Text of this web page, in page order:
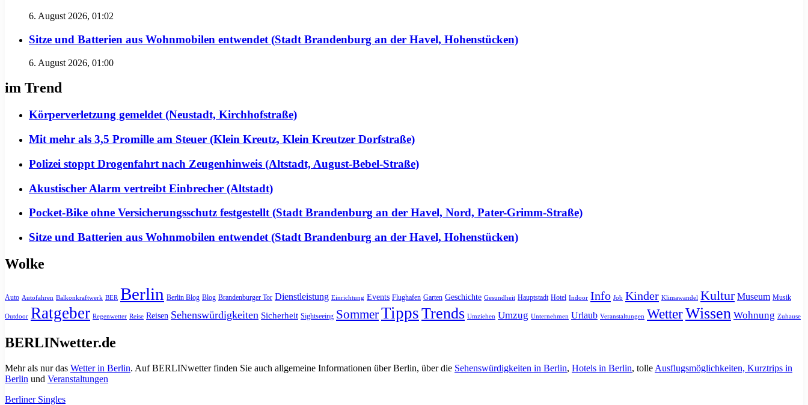
6. August 2026, 01:02
Sitze und Batterien aus Wohnmobilen entwendet (Stadt Brandenburg an der Havel, Hohenstücken)
6. August 2026, 01:00
im Trend
Körperverletzung gemeldet (Neustadt, Kirchhofstraße)
Mit mehr als 3,5 Promille am Steuer (Klein Kreutz, Klein Kreutzer Dorfstraße)
Polizei stoppt Drogenfahrt nach Zeugenhinweis (Altstadt, August-Bebel-Straße)
Akustischer Alarm vertreibt Einbrecher (Altstadt)
Pocket-Bike ohne Versicherungsschutz festgestellt (Stadt Brandenburg an der Havel, Nord, Pater-Grimm-Straße)
Sitze und Batterien aus Wohnmobilen entwendet (Stadt Brandenburg an der Havel, Hohenstücken)
Wolke
Auto Autofahren Balkonkraftwerk BER Berlin Berlin Blog Blog Brandenburger Tor Dienstleistung Einrichtung Events Flughafen Garten Geschichte Gesundheit Hauptstadt Hotel Indoor Info Job Kinder Klimawandel Kultur Museum Musik
Outdoor Ratgeber Regenwetter Reise Reisen Sehenswürdigkeiten Sicherheit Sightseeing SommerTippsTrends Umziehen Umzug Unternehmen Urlaub Veranstaltungen WetterWissen Wohnung Zuhause
BERLINwetter.de
Mehr als nur das Wetter in Berlin. Auf BERLINwetter finden Sie auch allgemeine Informationen über Berlin, über die Sehenswürdigkeiten in Berlin, Hotels in Berlin, tolle Ausflugsmöglichkeiten, Kurztrips in
Berlin und Veranstaltungen
Berliner Singles